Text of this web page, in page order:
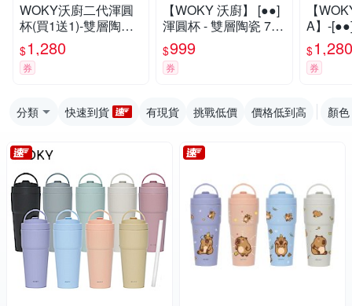
WOKY沃廚二代渾圓
杯(買1送1)-雙層陶瓷7
50ml (含矽膠吸管)
$1,280
券
【WOKY 沃廚】 [●●]
渾圓杯 - 雙層陶瓷 750
ml (含矽膠吸管)(多款
任選)(買1送1)
$999
券
【
A】-
$1,280
券
分類 快速到貨 有現貨 挑戰低價 價格低到高 顏色